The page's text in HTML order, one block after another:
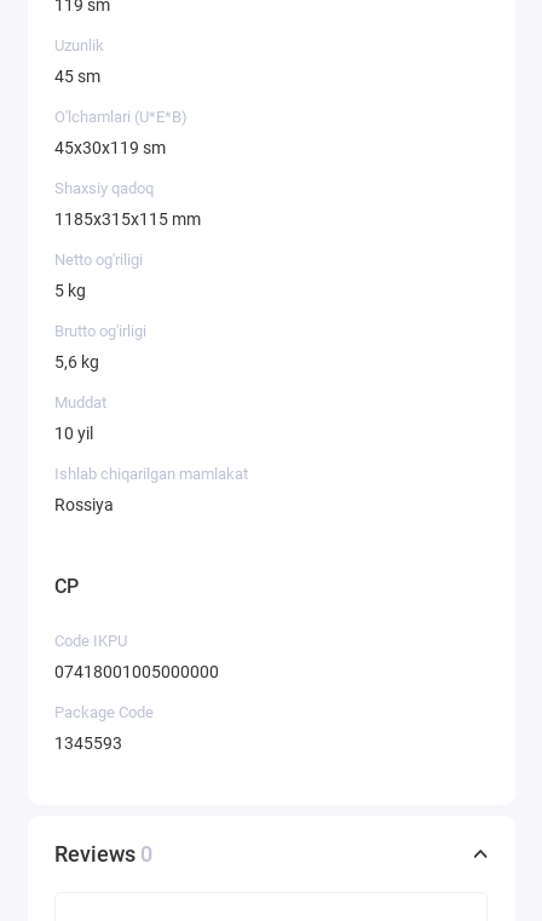
masofani oshirish imkoniyati
Harakatlatirish uchun plastik g‘ildiraklar
Kichik narsalar uchun plastik ilgak
har bir savat 10 kg gacha yukni ko’tara oladi
119 sm
Uzunlik
45 sm
O'lchamlari (U*E*B)
45х30х119 sm
Shaxsiy qadoq
1185х315х115 mm
Netto og'riligi
5 kg
Brutto og'irligi
5,6 kg
Muddat
10 yil
Ishlab chiqarilgan mamlakat
Rossiya
CP
Code IKPU
07418001005000000
Package Code
1345593
Reviews 0